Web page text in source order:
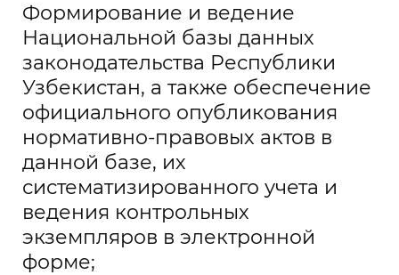
Формирование и ведение
Национальной базы данных
законодательства Республики
Узбекистан, а также обеспечение
официального опубликования
нормативно-правовых актов в
данной базе, их
систематизированного учета и
ведения контрольных
экземпляров в электронной
форме;